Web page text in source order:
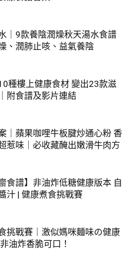
｜9款養陰潤燥秋天湯水食譜
、潤肺止咳、益氣養陰
種樓上健康食材 變出23款滋
附食譜及影片連結
｜蘋果咖哩牛板腱炒通心粉 香
惹味｜必收藏醃出嫩滑牛肉方
食譜】非油炸低糖健康版本 自
汁 | 健康煮食挑戰賽
挑戰賽｜激似媽咪麵味の健康
油炸香脆可口！